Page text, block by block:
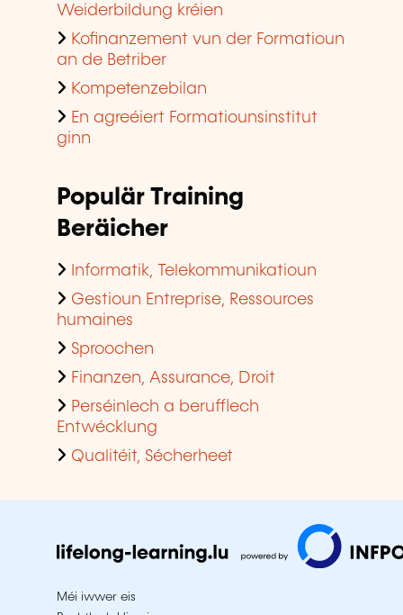
Weiderbildung kréien
Kofinanzement vun der Formatioun
an de Betriber
Kompetenzebilan
En agreéiert Formatiounsinstitut
ginn
Populär Training
Beräicher
Informatik, Telekommunikatioun
Gestioun Entreprise, Ressources
humaines
Sproochen
Finanzen, Assurance, Droit
Perséinlech a berufflech
Entwécklung
Qualitéit, Sécherheet
Méi iwwer eis